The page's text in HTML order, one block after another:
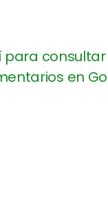
para
en